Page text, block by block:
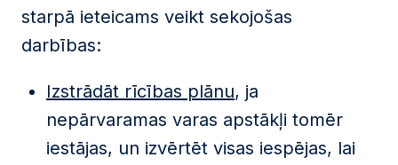
starpā ieteicams veikt sekojošas
darbības:
Izstrādāt rīcības plānu, ja
nepārvaramas varas apstākļi tomēr
iestājas, un izvērtēt visas iespējas, lai